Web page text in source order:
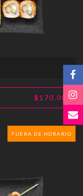
$170.00
FUERA DE HORARIO